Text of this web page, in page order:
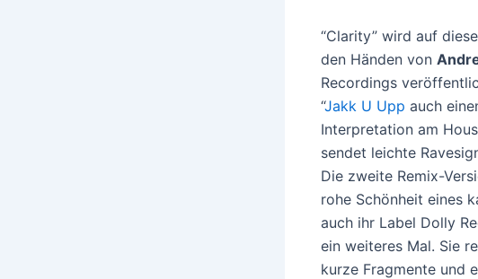
“Clarity” wird auf
den Händen von
Recordings
“Jakk U Upp auch
Interpretation am
sendet leichte
Die zweite Remix-
rohe Schönheit eines
auch ihr Label Dolly
ein weiteres Mal. Sie
kurze Fragmente und